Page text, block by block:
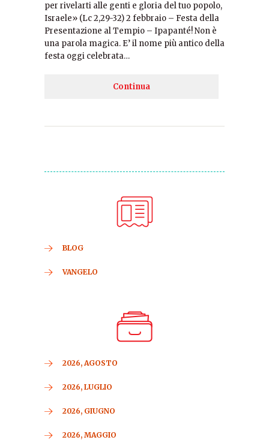
per rivelarti alle genti e gloria del tuo popolo,
Israele» (Lc 2,29-32) 2 febbraio – Festa della
Presentazione al Tempio – Ipapanté! Non è
una parola magica. E’ il nome più antico della
festa oggi celebrata…
Continua
BLOG
VANGELO
2026, AGOSTO
2026, LUGLIO
2026, GIUGNO
2026, MAGGIO